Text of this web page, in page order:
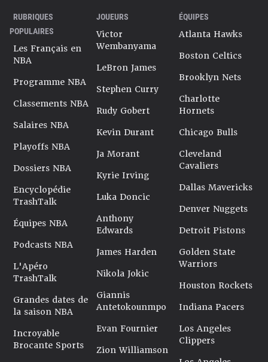
RUBRIQUES
POPULAIRES
Les Français en
NBA
Programme NBA
Classements NBA
Salaires NBA
Playoffs NBA
Dossiers NBA
Encyclopédie
TrashTalk
Équipes NBA
Podcasts NBA
L'Apéro
TrashTalk
Grandes dates de
la saison NBA
Incroyable
Brocante Sports
JOUEURS
Victor
Wembanyama
LeBron James
Stephen Curry
Rudy Gobert
Kevin Durant
Ja Morant
Kyrie Irving
Luka Doncic
Anthony
Edwards
James Harden
Nikola Jokic
Giannis
Antetokounmpo
Evan Fournier
Zion Williamson
ÉQUIPES
Atlanta Hawks
Boston Celtics
Brooklyn Nets
Charlotte
Hornets
Chicago Bulls
Cleveland
Cavaliers
Dallas Mavericks
Denver Nuggets
Detroit Pistons
Golden State
Warriors
Houston Rockets
Indiana Pacers
Los Angeles
Clippers